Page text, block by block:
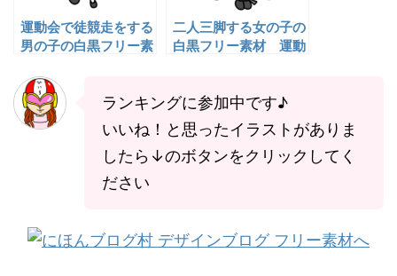
運動会で徒競走をする
男の子の白黒フリー素
二人三脚する女の子の
白黒フリー素材 運動
ランキングに参加中です♪
いいね！と思ったイラストがありま
したら↓のボタンをクリックしてく
ださい